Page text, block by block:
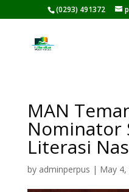
(0293) 491372
MAN
Nominator
Literasi
by adminperpus | May 4,